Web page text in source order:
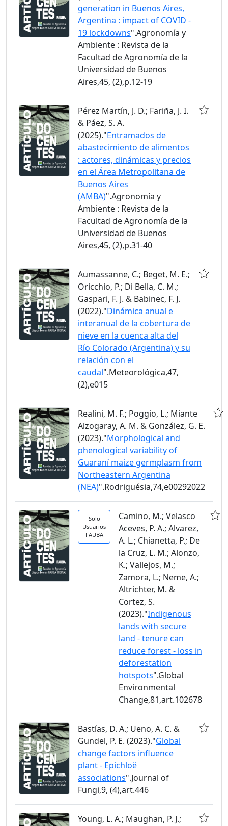
generation in Buenos Aires,
Argentina : impact of COVID -
19 lockdowns".Agronomía y
Ambiente : Revista de la
Facultad de Agronomía de la
Universidad de Buenos
Aires,45, (2),p.12-19
Pérez Martín, J. D.; Fariña, J. I.
& Páez, S. A.
(2025)."Entramados de
abastecimiento de alimentos
: actores, dinámicas y precios
en el Área Metropolitana de
Buenos Aires
(AMBA)".Agronomía y
Ambiente : Revista de la
Facultad de Agronomía de la
Universidad de Buenos
Aires,45, (2),p.31-40
Aumassanne, C.; Beget, M. E.;
Oricchio, P.; Di Bella, C. M.;
Gaspari, F. J. & Babinec, F. J.
(2022)."Dinámica anual e
interanual de la cobertura de
nieve en la cuenca alta del
Río Colorado (Argentina) y su
relación con el
caudal".Meteorológica,47,
(2),e015
Realini, M. F.; Poggio, L.; Miante
Alzogaray, A. M. & González, G. E.
(2023)."Morphological and
phenological variability of
Guaraní maize germplasm from
Northeastern Argentina
(NEA)".Rodriguésia,74,e00292022
Solo
Usuarios
FAUBA
Camino, M.; Velasco
Aceves, P. A.; Alvarez,
A. L.; Chianetta, P.; De
la Cruz, L. M.; Alonzo,
K.; Vallejos, M.;
Zamora, L.; Neme, A.;
Altrichter, M. &
Cortez, S.
(2023)."Indigenous
lands with secure
land - tenure can
reduce forest - loss in
deforestation
hotspots".Global
Environmental
Change,81,art.102678
Bastías, D. A.; Ueno, A. C. &
Gundel, P. E. (2023)."Global
change factors influence
plant - Epichloë
associations".Journal of
Fungi,9, (4),art.446
Young, L. A.; Maughan, P. J.;